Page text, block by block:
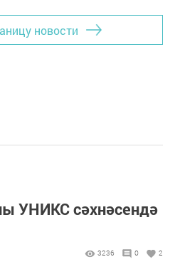
новости
УНИКС сәхнәсендә
3236 0 2